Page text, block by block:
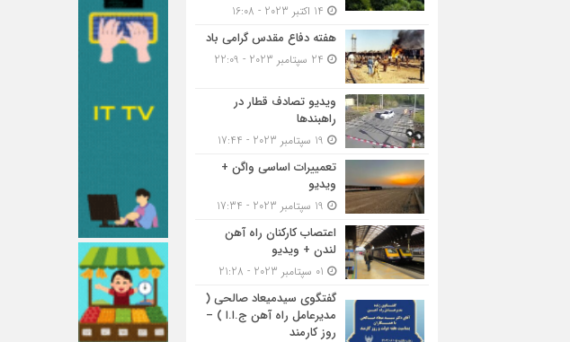
هفته دفاع مقدس گرامی باد
ویدیو تصادف قطار در
راهبندها
تعمییرات اساسی واگن +
ویدیو
اعتصاب کارکنان راه آهن
لندن + ویدیو
گفتگوی سیدمیعاد صالحی (
مدیرعامل راه آهن ج.ا.ا ) –
روز کارمند